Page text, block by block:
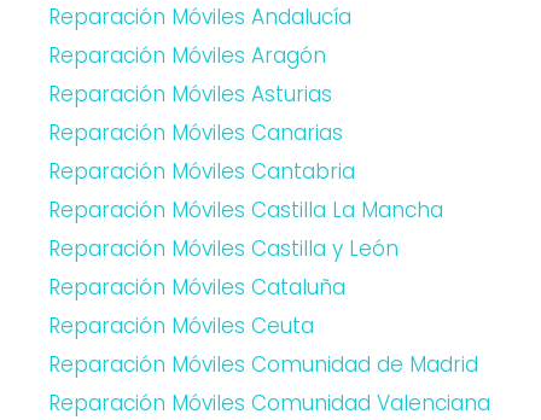
Reparación Móviles Andalucía
Reparación Móviles Aragón
Reparación Móviles Asturias
Reparación Móviles Canarias
Reparación Móviles Cantabria
Reparación Móviles Castilla La Mancha
Reparación Móviles Castilla y León
Reparación Móviles Cataluña
Reparación Móviles Ceuta
Reparación Móviles Comunidad de Madrid
Reparación Móviles Comunidad Valenciana